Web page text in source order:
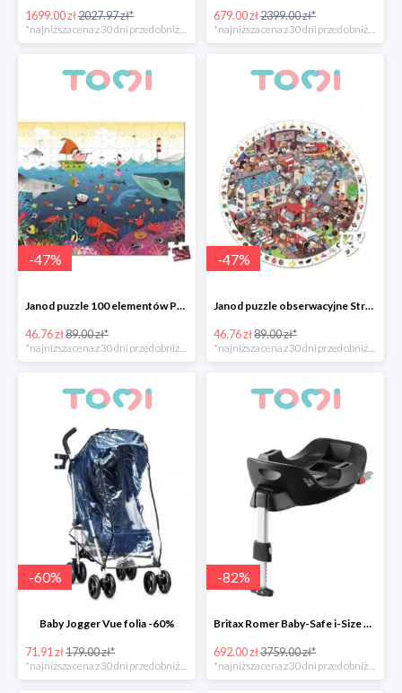
1699.00 zł2027.97 zł*
*najniższa cena z 30 dni przed obniżką
679.00 zł2399.00 zł*
*najniższa cena z 30 dni przed obniżką
-47%
Janod puzzle 100 elementów Podwodny Świat -47%
46.76 zł89.00 zł*
-47%
Janod puzzle obserwacyjne Straż pożarna -47%
46.76 zł89.00 zł*
-60%
Baby Jogger Vue folia -60%
71.91 zł179.00 zł*
*najniższa cena z 30 dni przed obniżką
-82%
Britax Romer Baby-Safe i-Size Flex Base -82%
692.00 zł3759.00 zł*
*najniższa cena z 30 dni przed obniżką